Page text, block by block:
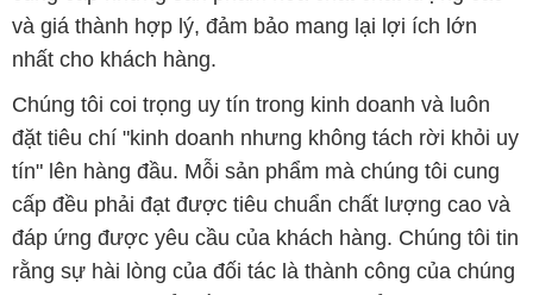
và giá thành hợp lý, đảm bảo mang lại lợi ích lớn
nhất cho khách hàng.
Chúng tôi coi trọng uy tín trong kinh doanh và luôn
đặt tiêu chí "kinh doanh nhưng không tách rời khỏi uy
tín" lên hàng đầu. Mỗi sản phẩm mà chúng tôi cung
cấp đều phải đạt được tiêu chuẩn chất lượng cao và
đáp ứng được yêu cầu của khách hàng. Chúng tôi tin
rằng sự hài lòng của đối tác là thành công của chúng